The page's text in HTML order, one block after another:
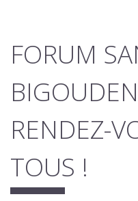
FORUM
RENDEZ-
TOUS !